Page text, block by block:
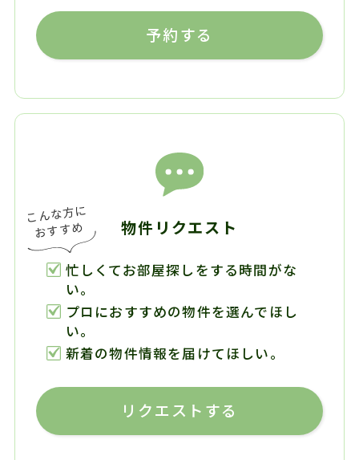
予約する
物件リクエスト
忙しくてお部屋探しをする時間がな
い。
プロにおすすめの物件を選んでほし
い。
新着の物件情報を届けてほしい。
リクエストする